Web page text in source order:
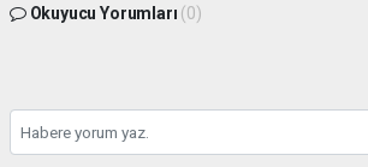
Okuyucu Yorumları (0)